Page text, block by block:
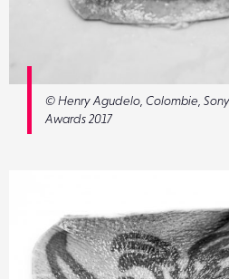
© Henry Agudelo, Colombie,
Awards 2017